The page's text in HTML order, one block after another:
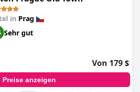
erstklassigen Einrichtungen und
Hotel für einen komfortablen und
Die Mitarbeiter bieten einen
und sorgen dafür, dass Ihr Aufenthalt
Sie einen luxuriösen, gehobenen
ist das
Wahl.
in Prag
Sehr gut
Von 179 $
Preise anzeigen